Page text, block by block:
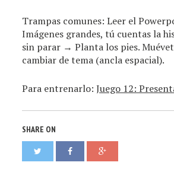
Trampas comunes: Leer el
Imágenes grandes, tú cuentas la
sin parar → Planta los pies.
cambiar de tema (ancla espacial).
Para entrenarlo:Juego 12:
SHARE ON